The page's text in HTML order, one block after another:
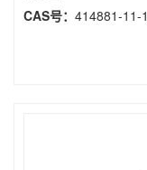
CAS号： 414881-11-1